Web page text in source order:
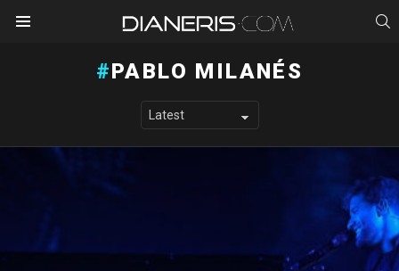
PABLO MILANÉS